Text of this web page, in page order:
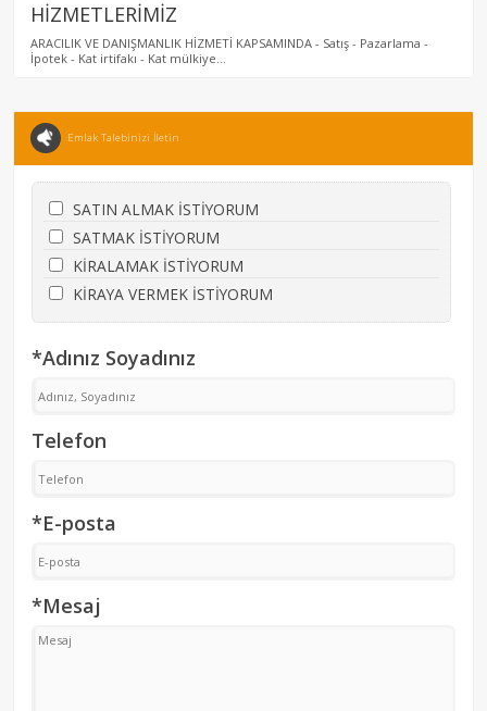
HİZMETLERİMİZ
ARACILIK VE DANIŞMANLIK HİZMETİ KAPSAMINDA - Satış - Pazarlama -
İpotek - Kat irtifakı - Kat mülkiye...
Emlak Talebinizi İletin
SATIN ALMAK İSTİYORUM
SATMAK İSTİYORUM
KİRALAMAK İSTİYORUM
KİRAYA VERMEK İSTİYORUM
*Adınız Soyadınız
Telefon
*E-posta
*Mesaj